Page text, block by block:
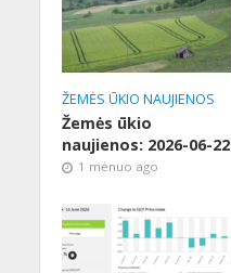
ŽEMĖS ŪKIO NAUJIENOS
Žemės ūkio
naujienos: 2026-06-22
1 mėnuo ago